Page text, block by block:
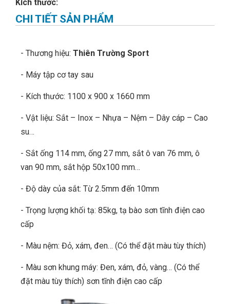
Kích thước:
CHI TIẾT SẢN PHẨM
- Thương hiệu: Thiên Trường Sport
- Máy tập cơ tay sau
- Kích thước: 1100 x 900 x 1660 mm
- Vật liệu: Sắt – Inox – Nhựa – Nệm – Dây cáp – Cao
su…
- Sắt ống 114 mm, ống 27 mm, sắt ô van 76 mm, ô
van 90 mm, sắt hộp 50x100 mm…
- Độ dày của sắt: Từ 2.5mm đến 10mm
- Trọng lượng khối tạ: 85kg, tạ bào sơn tĩnh điện cao
cấp
- Màu nệm: Đỏ, xám, đen… (Có thể đặt màu tùy thích)
- Màu sơn khung máy: Đen, xám, đỏ, vàng… (Có thể
đặt màu tùy thích) sơn tĩnh điện cao cấp